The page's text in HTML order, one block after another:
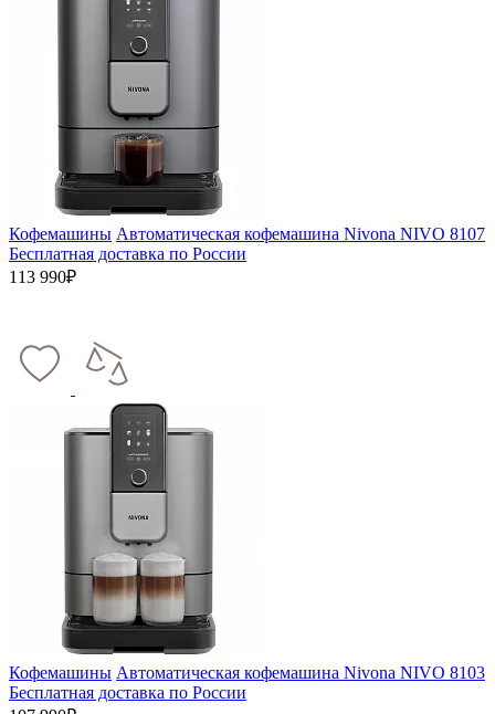
Кофемашины Автоматическая кофемашина Nivona NIVO 8107
Бесплатная доставка по России
113 990₽
Кофемашины Автоматическая кофемашина Nivona NIVO 8103
Бесплатная доставка по России